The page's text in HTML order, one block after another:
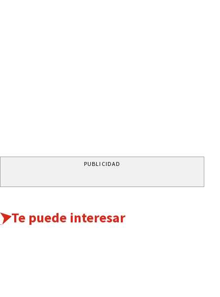
PUBLICIDAD
Te puede interesar